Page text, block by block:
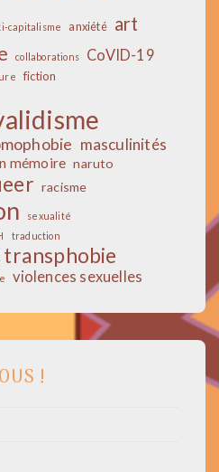
capitalisme anxiété art
collaborations CoVID-19
fiction
masculinités
mémoire naruto
racisme
sexualité
traduction
violences sexuelles
!